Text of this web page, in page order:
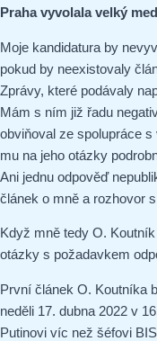
Praha vyvolala velký
Moje kandidatura by
pokud by neexistovaly
Zprávy, které podávaly
Mám s ním již řadu
obviňoval ze spolupráce
mu na jeho otázky
Ani jednu odpověď
článek o mně a rozhovor
Když mně tedy O.
otázky s požadavkem
První článek O. Koutníka
neděli 17. dubna 2022 v
Putinovi víc než šéfovi